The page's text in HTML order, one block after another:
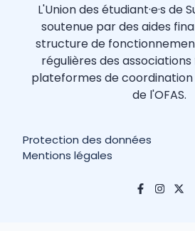
L'Union des étudiant·e·s de
soutenue par des aides
structure de
régulières des
plateformes de coordination
de l'OFAS.
Protection des données
Mentions légales